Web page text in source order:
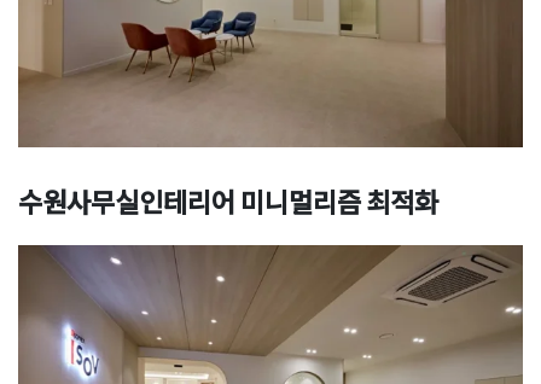
수원사무실인테리어 미니멀리즘 최적화